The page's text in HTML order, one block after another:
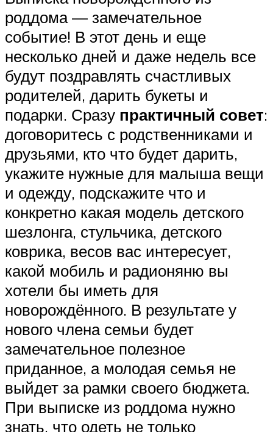
роддома — замечательное
событие! В этот день и еще
несколько дней и даже недель все
будут поздравлять счастливых
родителей, дарить букеты и
подарки. Сразу практичный совет:
договоритесь с родственниками и
друзьями, кто что будет дарить,
укажите нужные для малыша вещи
и одежду, подскажите что и
конкретно какая модель детского
шезлонга, стульчика, детского
коврика, весов вас интересует,
какой мобиль и радионяню вы
хотели бы иметь для
новорождённого. В результате у
нового члена семьи будет
замечательное полезное
приданное, а молодая семья не
выйдет за рамки своего бюджета.
При выписке из роддома нужно
знать, что одеть не только